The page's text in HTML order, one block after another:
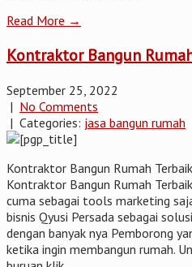
Read More →
Kontraktor Bangun
September 25, 2022
| No Comments
| Categories: jasa bangun rumah
Kontraktor Bangun Rumah
Kontraktor Bangun Rumah
cuma sebagai tools marketing
bisnis Qyusi Persada sebagai
dengan banyak nya Pemborong
ketika ingin membangun rumah.